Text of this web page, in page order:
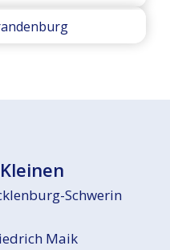
Schwerin
Maik